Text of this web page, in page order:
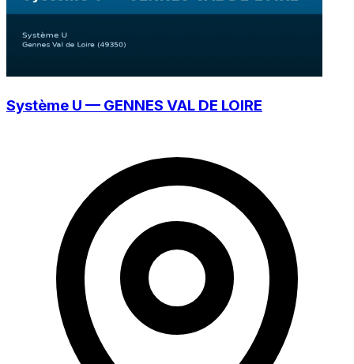
Système U — GENNES VAL DE LOIRE